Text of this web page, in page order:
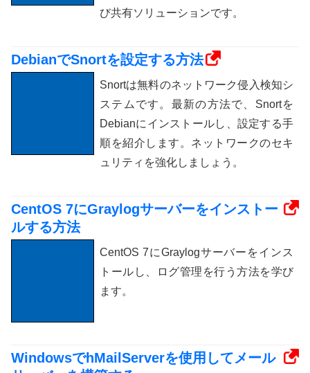
び共有ソリューションです。
DebianでSnortを設定する方法
Snortは無料のネットワーク侵入検知シ
ステムです。最新の方法で、Snortを
Debianにインストールし、設定する手
順を紹介します。ネットワークのセキ
ュリティを強化しましょう。
CentOS 7にGraylogサーバーをインストー
ルする方法
CentOS 7にGraylogサーバーをインス
トールし、ログ管理を行う方法を学び
ます。
WindowsでhMailServerを使用してメール